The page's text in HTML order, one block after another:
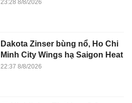
23:28 8/8/2026
Dakota Zinser bùng nổ, Ho Chi
Minh City Wings hạ Saigon Heat
22:37 8/8/2026